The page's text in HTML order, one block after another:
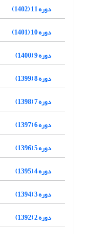
دوره 11 (1402)
دوره 10 (1401)
دوره 9 (1400)
دوره 8 (1399)
دوره 7 (1398)
دوره 6 (1397)
دوره 5 (1396)
دوره 4 (1395)
دوره 3 (1394)
دوره 2 (1392)